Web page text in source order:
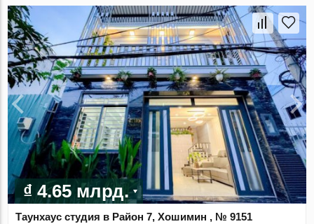
₫ 4.65 млрд.
Таунхаус студия в Район 7, Хошимин , № 9151